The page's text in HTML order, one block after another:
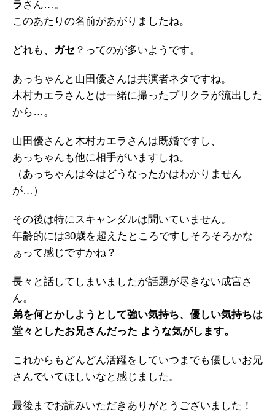
ラ さん…。
このあたりの名前があがりましたね。
どれも、 ガセ ？ってのが多いようです。
あっちゃんと山田優さんは共演者ネタですね。
木村カエラさんとは一緒に撮ったプリクラが流出した
から…。
山田優さんと木村カエラさんは既婚ですし、
あっちゃんも他に相手がいますしね。
（あっちゃんは今はどうなったかはわかりません
が…）
その後は特にスキャンダルは聞いていません。
年齢的には30歳を超えたところですしそろそろかな
ぁって感じですかね？
長々と話してしまいましたが話題が尽きない成宮さ
ん。
弟を何とかしようとして強い気持ち、優しい気持ちは
堂々としたお兄さんだった ような気がします。
これからもどんどん活躍をしていつまでも優しいお兄
さんでいてほしいなと感じました。
最後までお読みいただきありがとうございました！